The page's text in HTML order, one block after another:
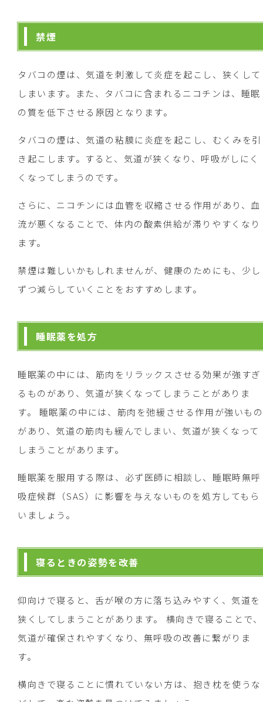
禁煙
タバコの煙は、気道を刺激して炎症を起こし、狭くして
しまいます。また、タバコに含まれるニコチンは、睡眠
の質を低下させる原因となります。
タバコの煙は、気道の粘膜に炎症を起こし、むくみを引
き起こします。すると、気道が狭くなり、呼吸がしにく
くなってしまうのです。
さらに、ニコチンには血管を収縮させる作用があり、血
流が悪くなることで、体内の酸素供給が滞りやすくなり
ます。
禁煙は難しいかもしれませんが、健康のためにも、少し
ずつ減らしていくことをおすすめします。
睡眠薬を処方
睡眠薬の中には、筋肉をリラックスさせる効果が強すぎ
るものがあり、気道が狭くなってしまうことがありま
す。 睡眠薬の中には、筋肉を弛緩させる作用が強いもの
があり、気道の筋肉も緩んでしまい、気道が狭くなって
しまうことがあります。
睡眠薬を服用する際は、必ず医師に相談し、睡眠時無呼
吸症候群（SAS）に影響を与えないものを処方してもら
いましょう。
寝るときの姿勢を改善
仰向けで寝ると、舌が喉の方に落ち込みやすく、気道を
狭くしてしまうことがあります。 横向きで寝ることで、
気道が確保されやすくなり、無呼吸の改善に繋がりま
す。
横向きで寝ることに慣れていない方は、抱き枕を使うな